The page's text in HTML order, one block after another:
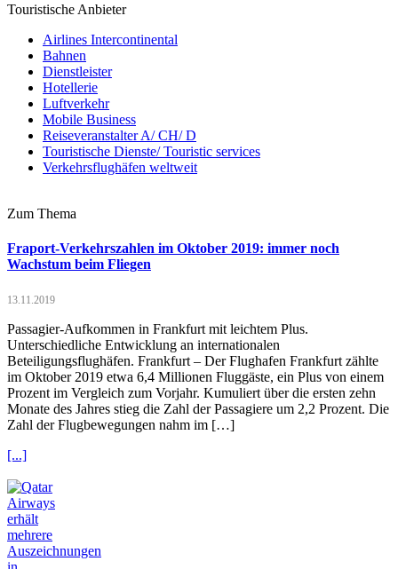
Touristische Anbieter
Airlines Intercontinental
Bahnen
Dienstleister
Hotellerie
Luftverkehr
Mobile Business
Reiseveranstalter A/ CH/ D
Touristische Dienste/ Touristic services
Verkehrsflughäfen weltweit
Zum Thema
Fraport-Verkehrszahlen im Oktober 2019: immer noch
Wachstum beim Fliegen
13.11.2019
Passagier-Aufkommen in Frankfurt mit leichtem Plus.
Unterschiedliche Entwicklung an internationalen
Beteiligungsflughäfen. Frankfurt – Der Flughafen Frankfurt zählte
im Oktober 2019 etwa 6,4 Millionen Fluggäste, ein Plus von einem
Prozent im Vergleich zum Vorjahr. Kumuliert über die ersten zehn
Monate des Jahres stieg die Zahl der Passagiere um 2,2 Prozent. Die
Zahl der Flugbewegungen nahm im […]
[...]